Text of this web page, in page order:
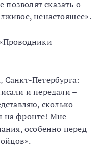
позволят сказать о
ненастоящее».
Петербурга:
и передали –
сколько
на фронте! Мне
особенно перед